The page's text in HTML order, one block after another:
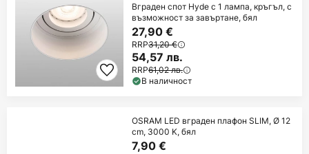
Вграден спот Hyde с 1 лампа, кръгъл, с
възможност за завъртане, бял
27,90 €
RRP31,20 €
54,57 лв.
RRP61,02 лв.
В наличност
OSRAM LED вграден плафон SLIM, Ø 12
cm, 3000 K, бял
7,90 €